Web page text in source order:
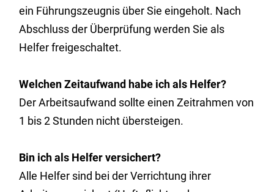
ein Führungszeugnis über Sie eingeholt. Nach
Abschluss der Überprüfung werden Sie als
Helfer freigeschaltet.
Welchen Zeitaufwand habe ich als Helfer?
Der Arbeitsaufwand sollte einen Zeitrahmen von
1 bis 2 Stunden nicht übersteigen.
Bin ich als Helfer versichert?
Alle Helfer sind bei der Verrichtung ihrer